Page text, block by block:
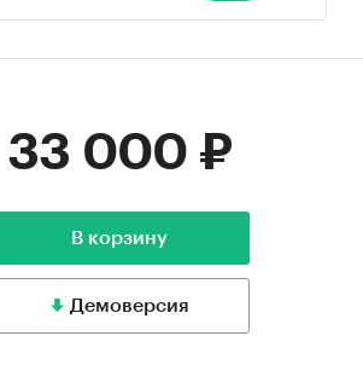
33 000 ₽
В корзину
Демоверсия